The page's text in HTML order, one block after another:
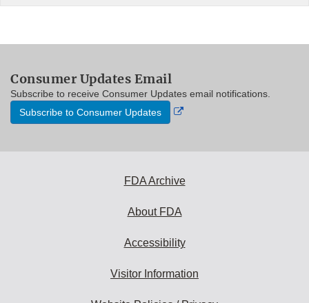
Consumer Updates Email
Subscribe to receive Consumer Updates email notifications.
Subscribe to Consumer Updates
External
FDA Archive
About FDA
Accessibility
Visitor Information